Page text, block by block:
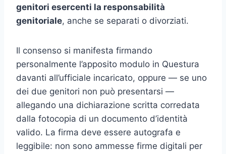
genitori esercenti la responsabilità
genitoriale, anche se separati o divorziati.
Il consenso si manifesta firmando
personalmente l’apposito modulo in Questura
davanti all’ufficiale incaricato, oppure — se uno
dei due genitori non può presentarsi —
allegando una dichiarazione scritta corredata
dalla fotocopia di un documento d’identità
valido. La firma deve essere autografa e
leggibile: non sono ammesse firme digitali per